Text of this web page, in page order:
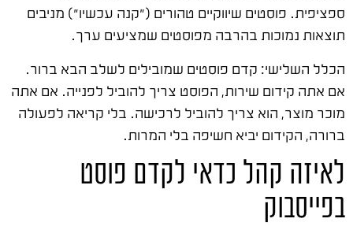
ספציפית. פוסטים שיווקיים טהורים ("קנה עכשיו") מניבים
תוצאות נמוכות בהרבה מפוסטים שמציעים ערך.
הכלל השלישי: קדם פוסטים שמובילים לשלב הבא ברור.
אם אתה קידום שירות, הפוסט צריך להוביל לפנייה. אם אתה
מוכר מוצר, הוא צריך להוביל לרכישה. בלי קריאה לפעולה
ברורה, הקידום יביא חשיפה בלי המרות.
לאיזה קהל כדאי לקדם פוסט
בפייסבוק